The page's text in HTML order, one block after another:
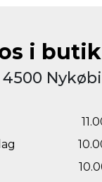
i
4500